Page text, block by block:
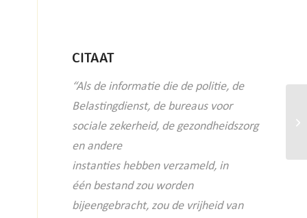
CITAAT
“Als de informatie die de politie, de
Belastingdienst, de bureaus voor
sociale zekerheid, de gezondheidszorg
en andere
instanties hebben verzameld, in
één bestand zou worden
bijeengebracht, zou de vrijheid van